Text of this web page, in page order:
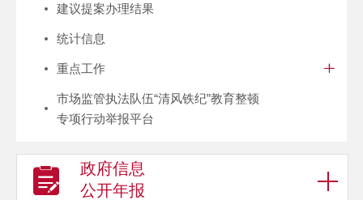
建议提案办理结果
统计信息
重点工作
市场监管执法队伍“清风铁纪”教育整顿
专项行动举报平台
政府信息
公开年报